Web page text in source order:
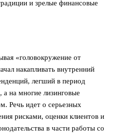
и зрелые финансовые
«головокружение от
накапливать внутренний
легший в период
на многие лизинговые
Речь идет о серьезных
рисками, оценки клиентов и
в части работы со